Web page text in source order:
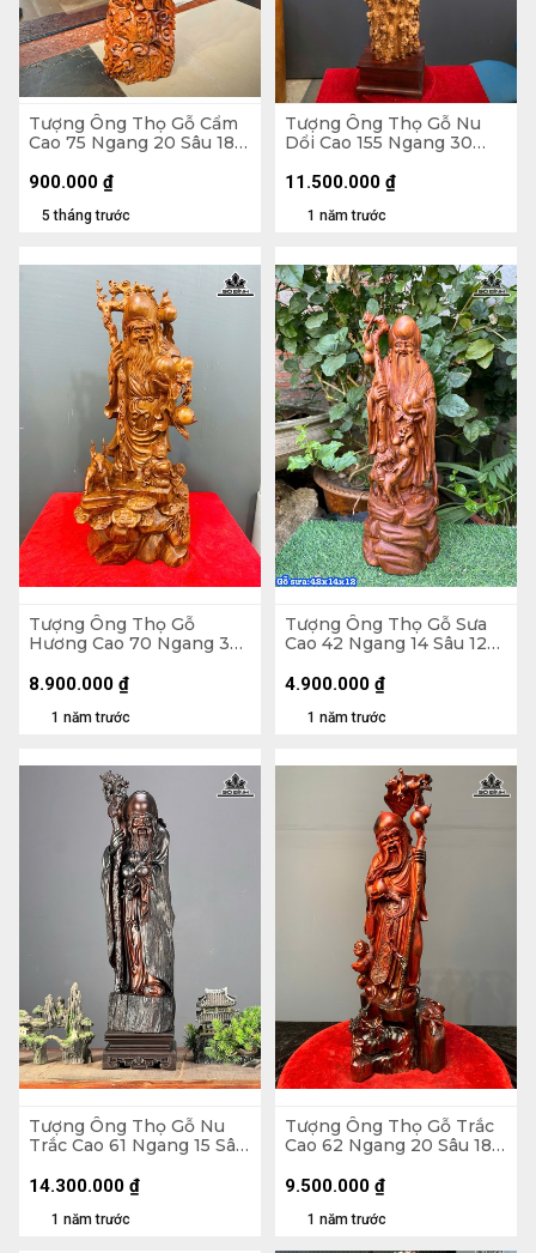
Tượng Ông Thọ Gỗ Cẩm
Cao 75 Ngang 20 Sâu 18
5 tháng trước
900.000 ₫
Tượng Ông Thọ Gỗ Nu
Dổi Cao 155 Ngang 30
1 năm trước
11.500.000 ₫
Tượng Ông Thọ Gỗ
Hương Cao 70 Ngang 30
1 năm trước
8.900.000 ₫
Tượng Ông Thọ Gỗ Sưa
Cao 42 Ngang 14 Sâu 12
1 năm trước
4.900.000 ₫
Tượng Ông Thọ Gỗ Nu
Trắc Cao 61 Ngang 15 Sâu
1 năm trước
14.300.000 ₫
Tượng Ông Thọ Gỗ Trắc
Cao 62 Ngang 20 Sâu 18
1 năm trước
9.500.000 ₫